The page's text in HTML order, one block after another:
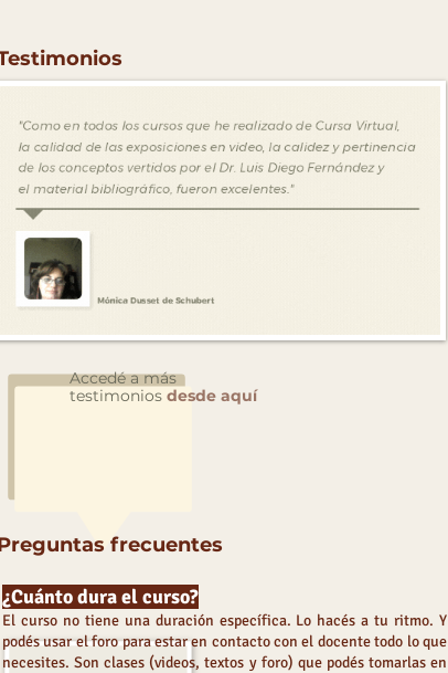
Testimonios
Accedé a más
testimonios desde aquí
Preguntas frecuentes
¿Cuánto dura el curso?
El curso no tiene una duración específica. Lo hacés a tu ritmo. Y
podés usar el foro para estar en contacto con el docente todo lo que
necesites. Son clases (videos, textos y foro) que podés tomarlas en